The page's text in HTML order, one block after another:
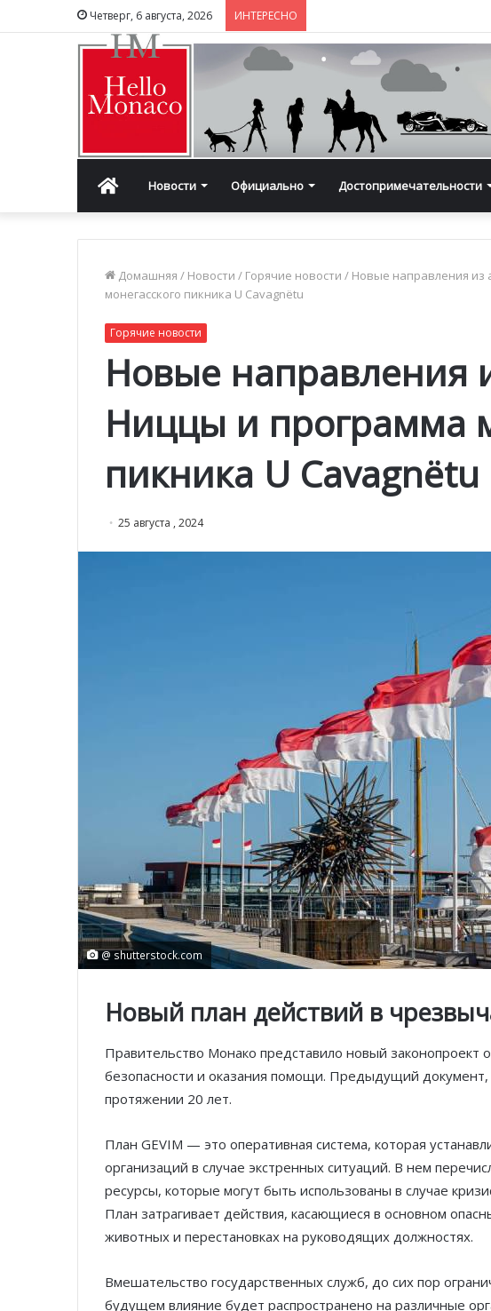
Четверг, 6 августа, 2026 ИНТЕРЕСНО
ГлавнаяНовости Официально Достопримечательности
Домашняя / Новости / Горячие новости / Новые направления из
монегасского пикника U Cavagnëtu
Горячие новости
Новые направления
Ниццы и программа
пикника U Cavagnëtu
25 августа , 2024
@ shutterstock.com
Новый план действий в
Правительство Монако представило новый законопроект
безопасности и оказания помощи. Предыдущий документ,
протяжении 20 лет.
План GEVIM — это оперативная система, которая
организаций в случае экстренных ситуаций. В нем
ресурсы, которые могут быть использованы в случае
План затрагивает действия, касающиеся в основном
животных и перестановках на руководящих должностях.
Вмешательство государственных служб, до сих пор
будущем влияние будет распространено на различные